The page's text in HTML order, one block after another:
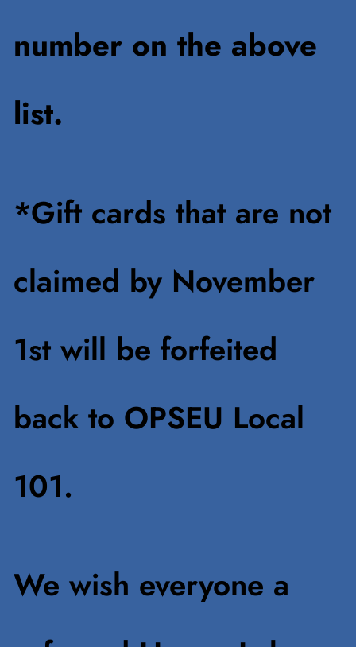
number on the above
list.
*Gift cards that are not
claimed by November
1st will be forfeited
back to OPSEU Local
101.
We wish everyone a